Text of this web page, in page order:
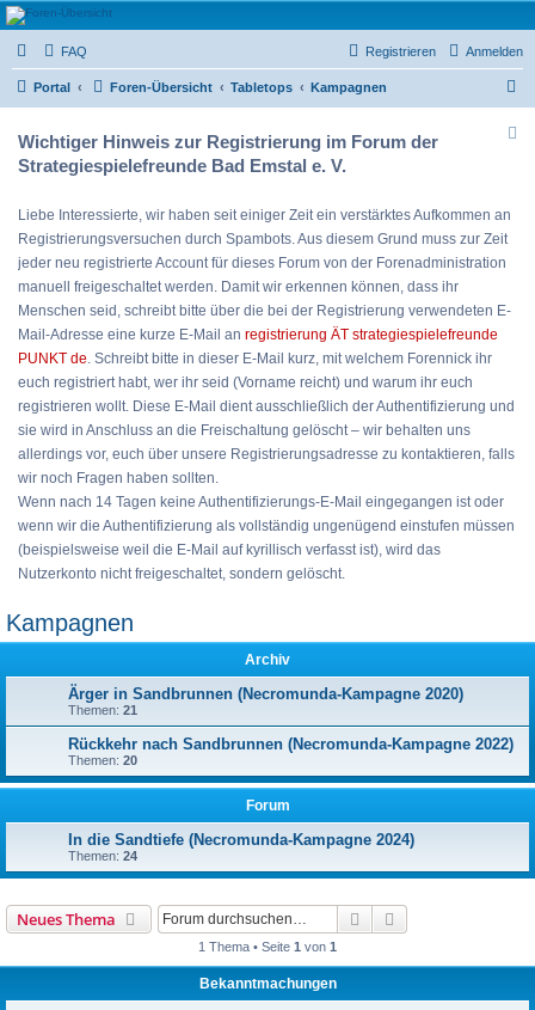
Strategiespielefreunde
Bad Emstal e.V.
Das Forum der Strategiespielefreunde Bad Emstal e.V. - Tabletop und mehr
FAQ Anmelden
Registrieren
Portal Foren-Übersicht Tabletops Kampagnen
Wichtiger Hinweis zur Registrierung im Forum der
Strategiespielefreunde Bad Emstal e. V.
Liebe Interessierte, wir haben seit einiger Zeit ein verstärktes Aufkommen an
Registrierungsversuchen durch Spambots. Aus diesem Grund muss zur Zeit
jeder neu registrierte Account für dieses Forum von der Forenadministration
manuell freigeschaltet werden. Damit wir erkennen können, dass ihr
Menschen seid, schreibt bitte über die bei der Registrierung verwendeten E-
Mail-Adresse eine kurze E-Mail an registrierung ÄT strategiespielefreunde
PUNKT de. Schreibt bitte in dieser E-Mail kurz, mit welchem Forennick ihr
euch registriert habt, wer ihr seid (Vorname reicht) und warum ihr euch
registrieren wollt. Diese E-Mail dient ausschließlich der Authentifizierung und
sie wird in Anschluss an die Freischaltung gelöscht – wir behalten uns
allerdings vor, euch über unsere Registrierungsadresse zu kontaktieren, falls
wir noch Fragen haben sollten.
Wenn nach 14 Tagen keine Authentifizierungs-E-Mail eingegangen ist oder
wenn wir die Authentifizierung als vollständig ungenügend einstufen müssen
(beispielsweise weil die E-Mail auf kyrillisch verfasst ist), wird das
Nutzerkonto nicht freigeschaltet, sondern gelöscht.
Kampagnen
Archiv
Ärger in Sandbrunnen (Necromunda-Kampagne 2020)
Themen: 21
Rückkehr nach Sandbrunnen (Necromunda-Kampagne 2022)
Themen: 20
Forum
In die Sandtiefe (Necromunda-Kampagne 2024)
Themen: 24
Neues Thema Suche
1 Thema • Seite 1 von 1
Bekanntmachungen